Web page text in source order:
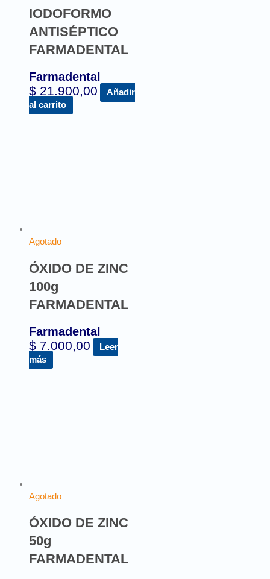
IODOFORMO
ANTISÉPTICO
FARMADENTAL
Farmadental
$ 21.900,00
Añadir
al carrito
Agotado
ÓXIDO DE ZINC
100g
FARMADENTAL
Farmadental
$ 7.000,00
Leer
más
Agotado
ÓXIDO DE ZINC
50g
FARMADENTAL